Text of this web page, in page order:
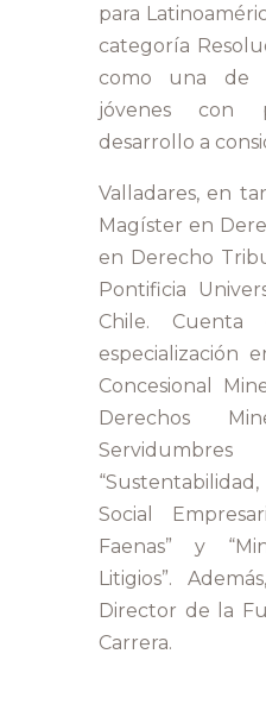
para
categoría
como una de
jóvenes con
desarrollo a
Valladares, en
Magíster en
en Derecho
Pontificia
Chile.
especialización
Concesional
Derechos
Social
Faenas” y
Litigios”.
Director de la
Carrera.​